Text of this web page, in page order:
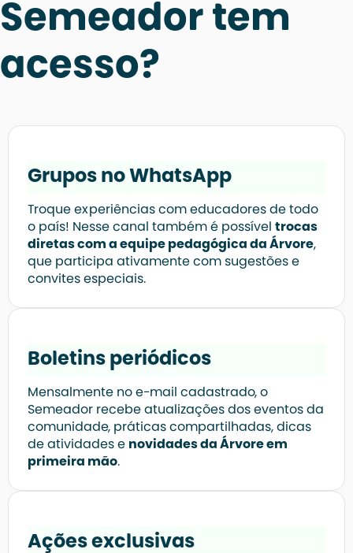
Semeador tem
acesso?
Grupos no WhatsApp
Troque experiências com educadores de todo
o país! Nesse canal também é possível trocas
diretas com a equipe pedagógica da Árvore,
que participa ativamente com sugestões e
convites especiais.
Boletins periódicos
Mensalmente no e-mail cadastrado, o
Semeador recebe atualizações dos eventos da
comunidade, práticas compartilhadas, dicas
de atividades e novidades da Árvore em
primeira mão.
Ações exclusivas